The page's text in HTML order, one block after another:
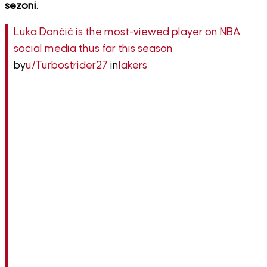
sezoni.
Luka Dončić is the most-viewed player on NBA
social media thus far this season
byu/Turbostrider27 in lakers